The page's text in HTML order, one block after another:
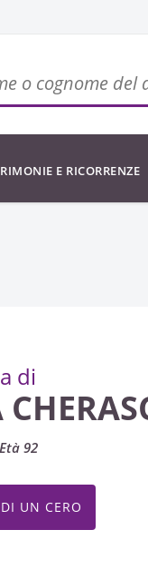
E RICORRENZE
di
Età 92
UN CERO